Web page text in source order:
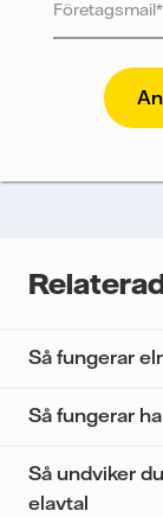
Vattenfall
att
skicka
analysera
tredje part,
Jag
nyhetsbrevet.*
Så fungerar
Så fungerar
Så undviker
elavtal